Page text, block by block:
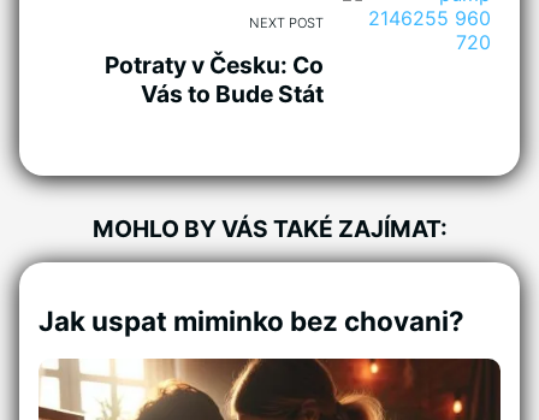
NEXT POST
Potraty v Česku: Co
Vás to Bude Stát
MOHLO BY VÁS TAKÉ ZAJÍMAT:
Jak uspat miminko bez chovani?